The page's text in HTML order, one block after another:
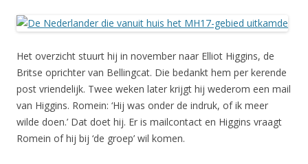
Het overzicht stuurt hij in november naar Elliot Higgins, de
Britse oprichter van Bellingcat. Die bedankt hem per kerende
post vriendelijk. Twee weken later krijgt hij wederom een mail
van Higgins. Romein: ‘Hij was onder de indruk, of ik meer
wilde doen.’ Dat doet hij. Er is mailcontact en Higgins vraagt
Romein of hij bij ‘de groep’ wil komen.